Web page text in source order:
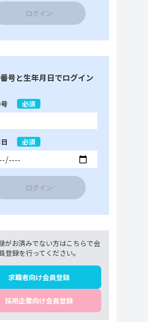
ログイン
号と生年月日でログイン
必須
必須
ログイン
がお済みでない方はこちらで会
員登録を行ってください。
求職者向け会員登録
採用企業向け会員登録